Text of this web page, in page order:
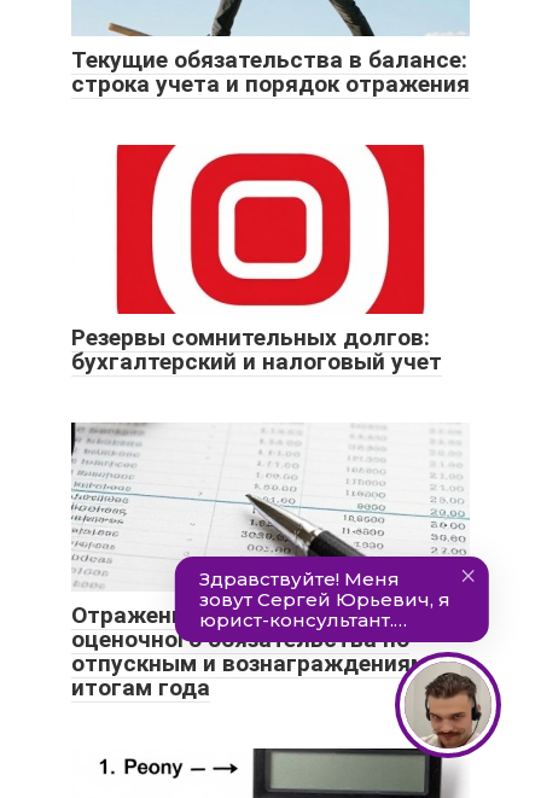
Текущие обязательства в балансе:
строка учета и порядок отражения
Резервы сомнительных долгов:
бухгалтерский и налоговый учет
Отражение в бухгалтерском учете
оценочного обязательства по
отпускным и вознаграждениям по
итогам года